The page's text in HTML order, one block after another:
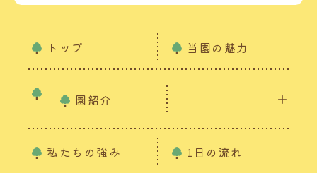
トップ 当園の魅力
園紹介
私たちの強み 1日の流れ